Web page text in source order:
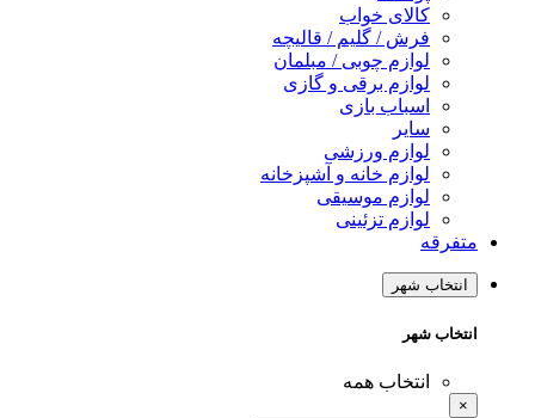
کالای خواب
فرش / گلیم / قالیچه
لوازم چوبی / مبلمان
لوازم برقی و گازی
اسباب بازی
سایر
لوازم ورزشی
لوازم خانه و آشپزخانه
لوازم موسیقی
لوازم تزئینی
متفرقه
انتخاب شهر
انتخاب شهر
انتخاب همه